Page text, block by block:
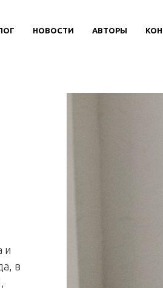
НОВОСТИ ДОСТАВКА О НАС
НОВОСТИ АВТОРЫ
и
в